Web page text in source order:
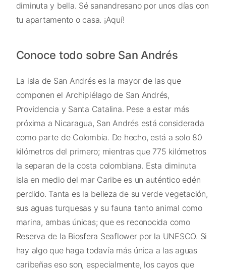
diminuta y bella. Sé sanandresano por unos días con
tu apartamento o casa. ¡Aquí!
Conoce todo sobre San Andrés
La isla de San Andrés es la mayor de las que
componen el Archipiélago de San Andrés,
Providencia y Santa Catalina. Pese a estar más
próxima a Nicaragua, San Andrés está considerada
como parte de Colombia. De hecho, está a solo 80
kilómetros del primero; mientras que 775 kilómetros
la separan de la costa colombiana. Esta diminuta
isla en medio del mar Caribe es un auténtico edén
perdido. Tanta es la belleza de su verde vegetación,
sus aguas turquesas y su fauna tanto animal como
marina, ambas únicas; que es reconocida como
Reserva de la Biosfera Seaflower por la UNESCO. Si
hay algo que haga todavía más única a las aguas
caribeñas eso son, especialmente, los cayos que